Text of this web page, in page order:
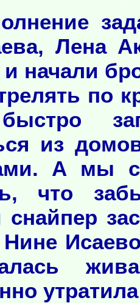
Лена
и начали
по
из
А мы
что
снайпер